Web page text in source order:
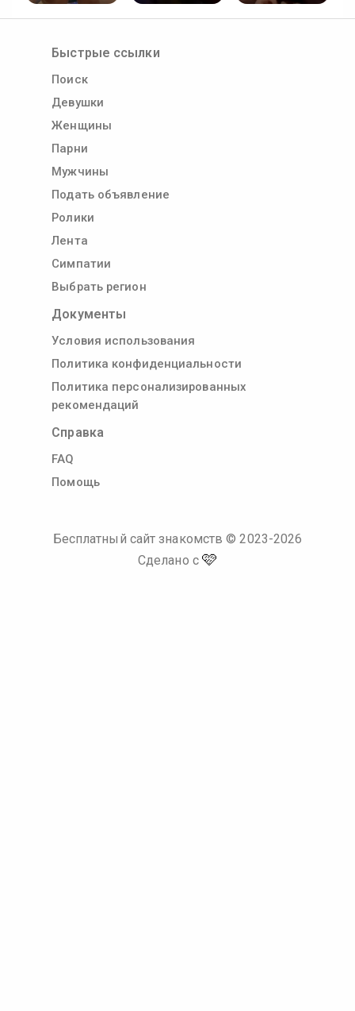
Быстрые ссылки
Поиск
Девушки
Женщины
Парни
Мужчины
Подать объявление
Ролики
Лента
Симпатии
Выбрать регион
Документы
Условия использования
Политика конфиденциальности
Политика персонализированных
рекомендаций
Справка
FAQ
Помощь
Бесплатный сайт знакомств © 2023-2026
Сделано с 🩷